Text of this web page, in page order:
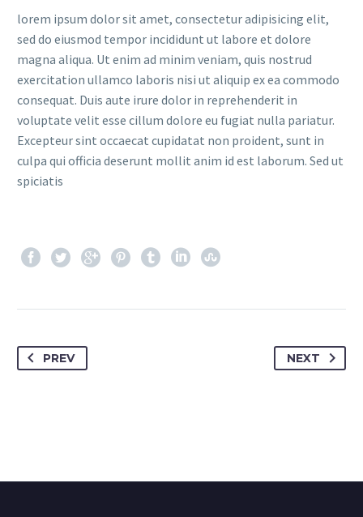
lorem ipsum dolor sit amet, consectetur adipisicing elit,
sed do eiusmod tempor incididunt ut labore et dolore
magna aliqua. Ut enim ad minim veniam, quis nostrud
exercitation ullamco laboris nisi ut aliquip ex ea commodo
consequat. Duis aute irure dolor in reprehenderit in
voluptate velit esse cillum dolore eu fugiat nulla pariatur.
Excepteur sint occaecat cupidatat non proident, sunt in
culpa qui officia deserunt mollit anim id est laborum. Sed ut
spiciatis
PREV NEXT